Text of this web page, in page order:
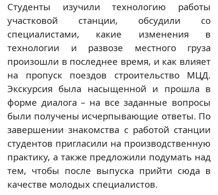
Студенты изучили технологию работы
участковой станции, обсудили со
специалистами, какие изменения в
технологии и развозе местного груза
произошли в последнее время, и как влияет
на пропуск поездов строительство МЦД.
Экскурсия была насыщенной и прошла в
форме диалога – на все заданные вопросы
были получены исчерпывающие ответы. По
завершении знакомства с работой станции
студентов пригласили на производственную
практику, а также предложили подумать над
тем, чтобы после выпуска прийти сюда в
качестве молодых специалистов.